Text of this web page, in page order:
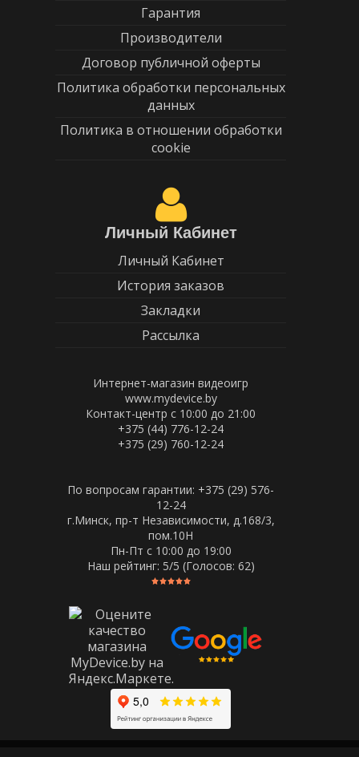
Гарантия
Производители
Договор публичной оферты
Политика обработки персональных
данных
Политика в отношении обработки
cookie
Личный Кабинет
Личный Кабинет
История заказов
Закладки
Рассылка
Интернет-магазин видеоигр
www.mydevice.by
Контакт-центр с 10:00 до 21:00
+375 (44) 776-12-24
+375 (29) 760-12-24
По вопросам гарантии: +375 (29) 576-
12-24
г.Минск, пр-т Независимости, д.168/3,
пом.10Н
Пн-Пт c 10:00 до 19:00
Наш рейтинг: 5/5 (Голосов: 62)